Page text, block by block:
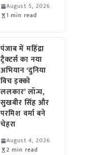
August 5, 2026
1 min read
पंजाब में महिंद्रा
ट्रैक्टर्स का नया
अभियान ‘दुनिया
विच इक्को
ललकार’ लॉन्च,
सुखबीर सिंह और
परमिश वर्मा बने
चेहरा
August 4, 2026
2 min read